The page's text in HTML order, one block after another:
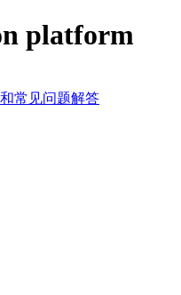
platform
常见问题解答